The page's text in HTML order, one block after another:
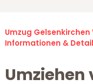
Umzug
Informationen &
Umziehen